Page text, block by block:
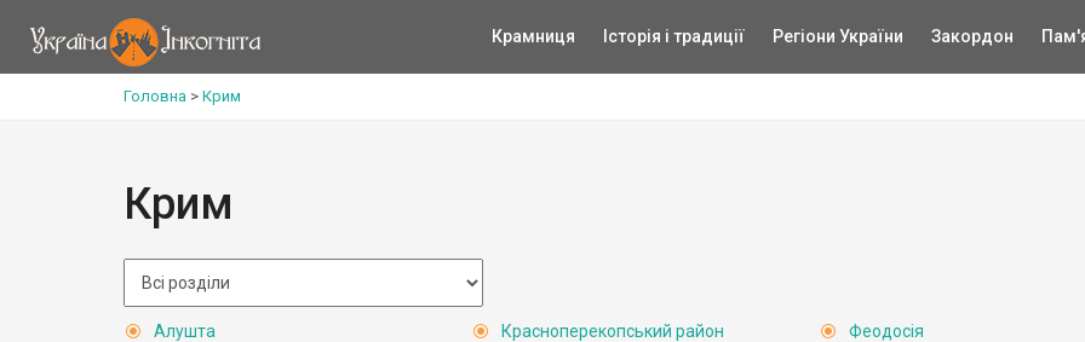
Крамниця Історія і традиції Регіони України Закордон
Головна > Крим
Крим
Алушта
Красноперекопський район
Феодосія